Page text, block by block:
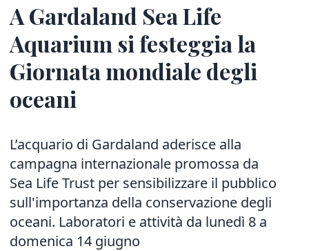
A Gardaland Sea Life
Aquarium si festeggia la
Giornata mondiale degli
oceani
L’acquario di Gardaland aderisce alla
campagna internazionale promossa da
Sea Life Trust per sensibilizzare il pubblico
sull'importanza della conservazione degli
oceani. Laboratori e attività da lunedì 8 a
domenica 14 giugno